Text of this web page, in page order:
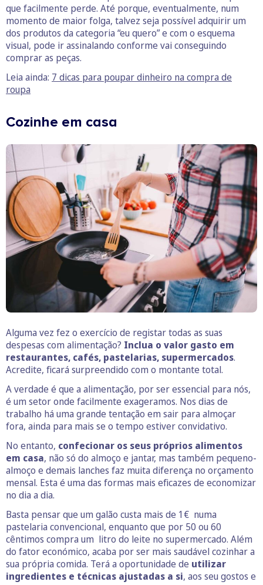
que facilmente perde. Até porque, eventualmente, num
momento de maior folga, talvez seja possível adquirir um
dos produtos da categoria “eu quero” e com o esquema
visual, pode ir assinalando conforme vai conseguindo
comprar as peças.
Leia ainda: 7 dicas para poupar dinheiro na compra de
roupa
Cozinhe em casa
Alguma vez fez o exercício de registar todas as suas
despesas com alimentação? Inclua o valor gasto em
restaurantes, cafés, pastelarias, supermercados.
Acredite, ficará surpreendido com o montante total.
A verdade é que a alimentação, por ser essencial para nós,
é um setor onde facilmente exageramos. Nos dias de
trabalho há uma grande tentação em sair para almoçar
fora, ainda para mais se o tempo estiver convidativo.
No entanto, confecionar os seus próprios alimentos
em casa, não só do almoço e jantar, mas também pequeno-
almoço e demais lanches faz muita diferença no orçamento
mensal. Esta é uma das formas mais eficazes de economizar
no dia a dia.
Basta pensar que um galão custa mais de 1€ numa
pastelaria convencional, enquanto que por 50 ou 60
cêntimos compra um litro do leite no supermercado. Além
do fator económico, acaba por ser mais saudável cozinhar a
sua própria comida. Terá a oportunidade de utilizar
ingredientes e técnicas ajustadas a si, aos seu gostos e